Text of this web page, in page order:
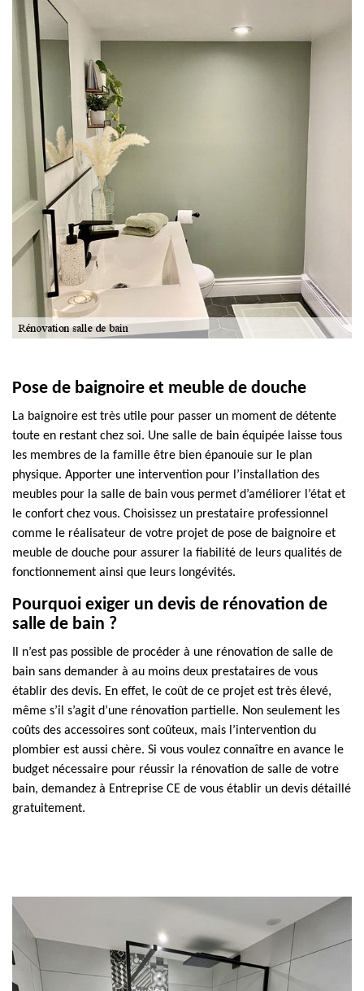
Pose de baignoire et meuble de douche
La baignoire est très utile pour passer un moment de détente
toute en restant chez soi. Une salle de bain équipée laisse tous
les membres de la famille être bien épanouie sur le plan
physique. Apporter une intervention pour l’installation des
meubles pour la salle de bain vous permet d’améliorer l’état et
le confort chez vous. Choisissez un prestataire professionnel
comme le réalisateur de votre projet de pose de baignoire et
meuble de douche pour assurer la fiabilité de leurs qualités de
fonctionnement ainsi que leurs longévités.
Pourquoi exiger un devis de rénovation de
salle de bain ?
Il n’est pas possible de procéder à une rénovation de salle de
bain sans demander à au moins deux prestataires de vous
établir des devis. En effet, le coût de ce projet est très élevé,
même s’il s’agit d’une rénovation partielle. Non seulement les
coûts des accessoires sont coûteux, mais l’intervention du
plombier est aussi chère. Si vous voulez connaître en avance le
budget nécessaire pour réussir la rénovation de salle de votre
bain, demandez à Entreprise CE de vous établir un devis détaillé
gratuitement.